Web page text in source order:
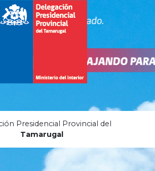
Presidencial Provincial del
Tamarugal